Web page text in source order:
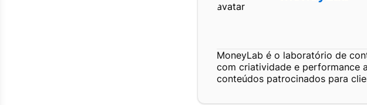
MoneyLab é o laboratório de
com criatividade e performance
conteúdos patrocinados para